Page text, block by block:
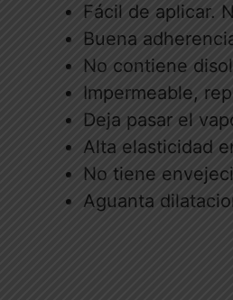
Fácil de aplicar.
Buena
No contiene
Impermeable,
Deja pasar el
Alta elasticidad
No tiene
Aguanta